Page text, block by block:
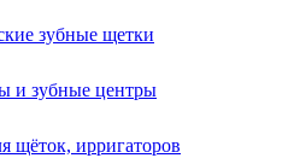
зубные щетки
и зубные центры
щёток, ирригаторов